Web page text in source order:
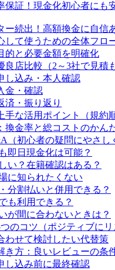
保証！現金化初心者にも
ー続出！高額換金に自信
して使うための全体フロ
的と必要金額を明確化
良店比較（2～3社で見積
し込み・本人確認
金・確認
済・振り返り
手な活用ポイント（規約
換金率と総コストのかん
（初心者の疑問にやさし
即日現金化は可能？
い？在籍確認はある？
に知られたくない
分割払いと併用できる？
も利用できる？
が間に合わないときは？
のコツ（ポジティブにリ
わせて検討したい代替策
き方：良いレビューの条
し込み前に最終確認